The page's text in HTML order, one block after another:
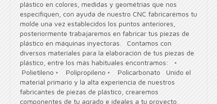
plástico en colores, medidas y geométrias que nos
especifiquen, con ayuda de nuestro CNC fabricarémos tu
molde una vez establecidos los puntos anteriores,
posteriormente trabajaremos en fabricar tus piezas de
plástico en máquinas inyectoras. Contamos con
diversos materiales para la elaboración de tus piezas de
plástico, entre los más habituales encontramos: ◦
Polietileno ◦ Polipropileno ◦ Policarbonato Unido el
material primario y la alta experiencia de nuestros
fabricantes de piezas de plástico, crearemos
componentes de tu agrado e ideales a tu proyecto,